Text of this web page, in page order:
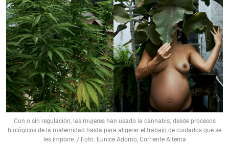
Con o sin regulación, las mujeres han usado la cannabis; desde procesos
biológicos de la maternidad hasta para aligerar el trabajo de cuidados que se
les impone. / Foto: Eunice Adorno, Corriente Alterna